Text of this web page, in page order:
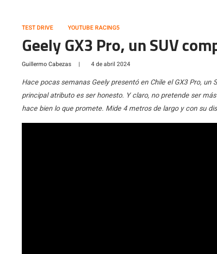
TEST DRIVE YOUTUBE RACING5
Geely GX3 Pro, un SUV
Guillermo Cabezas | 4 de abril 2024
Hace pocas semanas Geely presentó en Chile el GX3 Pro,
principal atributo es ser honesto. Y claro, no pretende ser
hace bien lo que promete. Mide 4 metros de largo y con su